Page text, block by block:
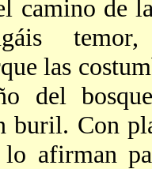
camino de
las
del
buril. Con
afirman